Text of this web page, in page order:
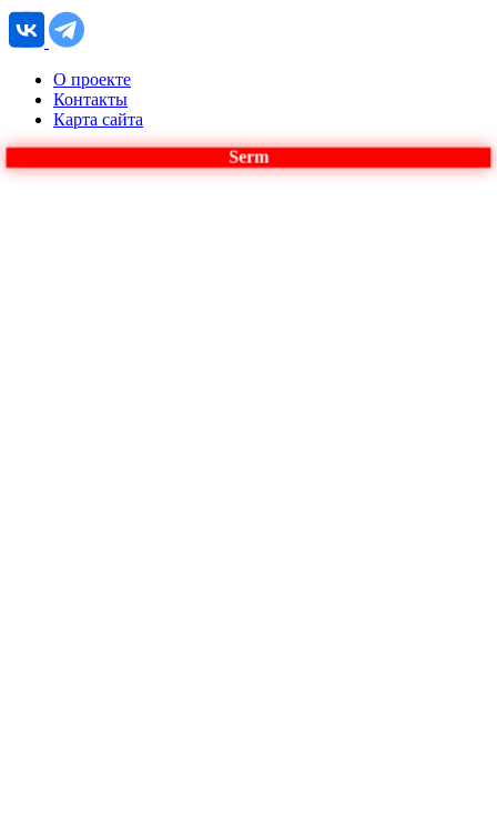
О проекте
Контакты
Карта сайта
Serm